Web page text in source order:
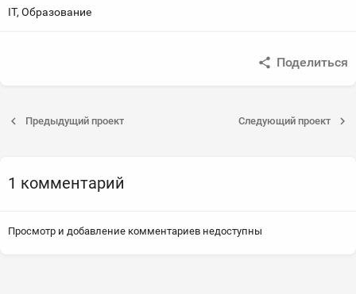
IT, Образование
Поделиться
Предыдущий проект Следующий проект
1 комментарий
Просмотр и добавление комментариев недоступны